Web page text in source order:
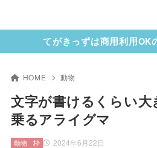
てがきっずは商用利用OK
HOME 動物
文字が書けるくらい
乗るアライグマ
2024年6月22日
動物 枠